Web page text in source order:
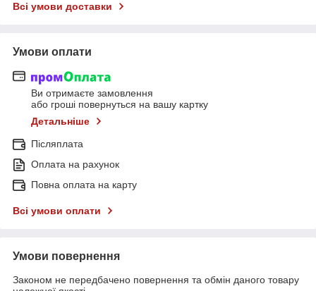
Всі умови доставки
Умови оплати
Ви отримаєте замовлення
або гроші повернуться на вашу картку
Детальніше
Післяплата
Оплата на рахунок
Повна оплата на карту
Всі умови оплати
Умови повернення
Законом не передбачено повернення та обмін даного товару